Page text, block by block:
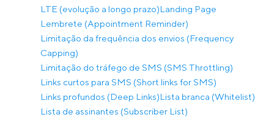
LTE (evolução a longo prazo)Landing Page
Lembrete (Appointment Reminder)
Limitação da frequência dos envios (Frequency
Capping)
Limitação do tráfego de SMS (SMS Throttling)
Links curtos para SMS (Short links for SMS)
Links profundos (Deep Links)Lista branca (Whitelist)
Lista de assinantes (Subscriber List)